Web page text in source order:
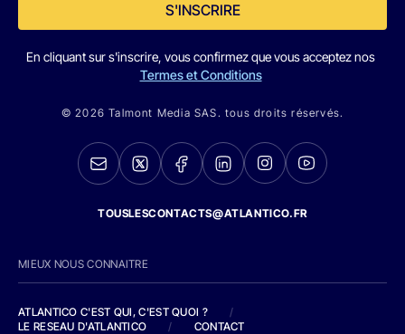
S'INSCRIRE
En cliquant sur s'inscrire, vous confirmez que vous acceptez nos
Termes et Conditions
© 2026 Talmont Media SAS. tous droits réservés.
TOUSLESCONTACTS@ATLANTICO.FR
MIEUX NOUS CONNAITRE
ATLANTICO C'EST QUI, C'EST QUOI ?
/
LE RESEAU D'ATLANTICO
/ CONTACT